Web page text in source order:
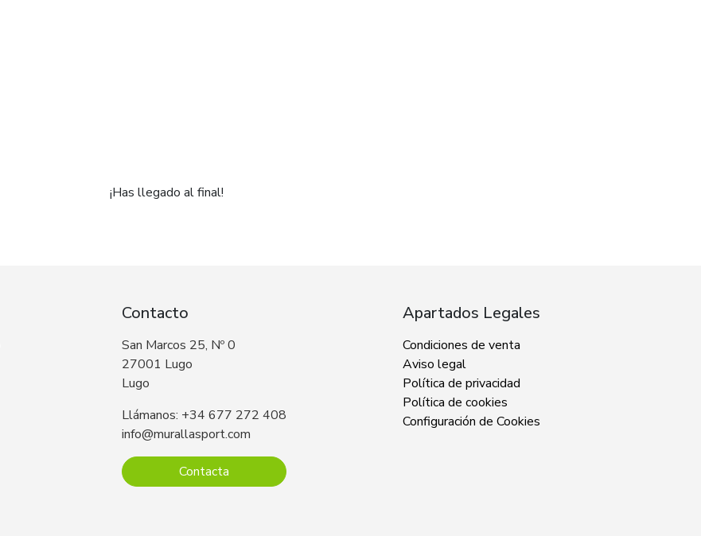
¡Has llegado al final!
Contacto
San Marcos 25, Nº 0
27001 Lugo
Lugo
Llámanos: +34 677 272 408
info@murallasport.com
Contacta
Apartados Legales
Condiciones de venta
Aviso legal
Política de privacidad
Política de cookies
Configuración de Cookies